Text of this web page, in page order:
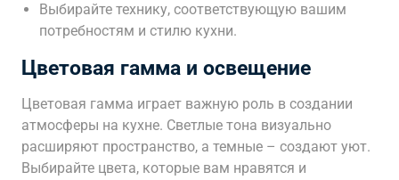
Выбирайте технику, соответствующую вашим
потребностям и стилю кухни.
Цветовая гамма и освещение
Цветовая гамма играет важную роль в создании
атмосферы на кухне. Светлые тона визуально
расширяют пространство, а темные – создают уют.
Выбирайте цвета, которые вам нравятся и